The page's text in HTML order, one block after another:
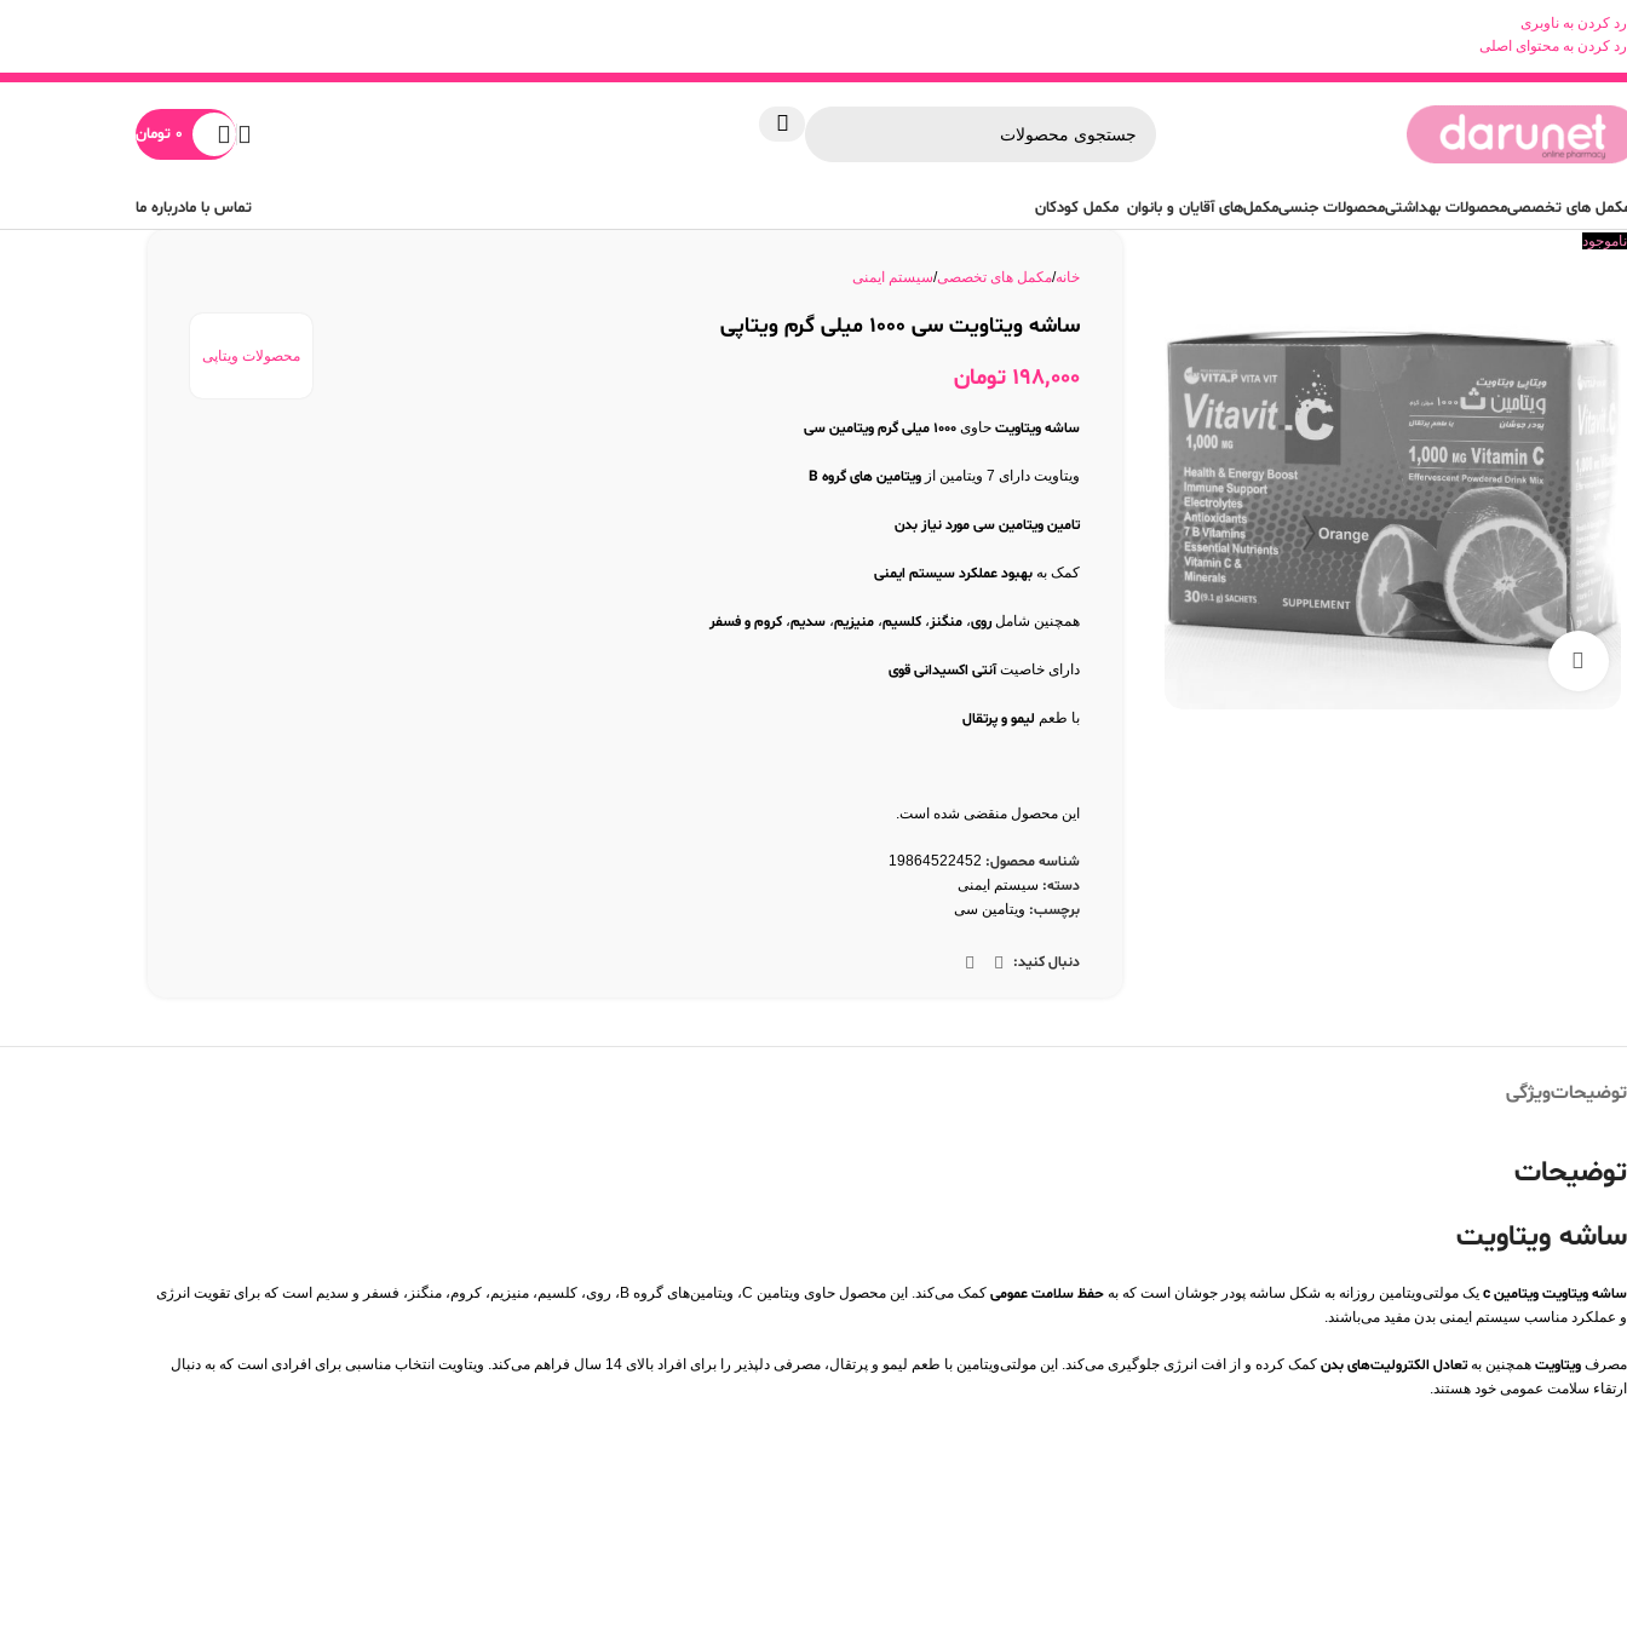
رد کردن به ناوبری
رد کردن به محتوای اصلی
0 تومان
های تخصصیمحصولات بهداشتیمحصولات جنسیمکمل‌های آقایان و بانوان مکمل کودکان تماس با مادرباره ما
ناموجود
بزرگنمایی تصویر
خانه مکمل های تخصصی سیستم ایمنی
محصولات ویتاپی
ساشه ویتاویت سی 1000 میلی گرم ویتاپی
198,000 تومان
ساشه ویتاویتحاوی 1000 میلی گرم ویتامین سی
ویتاویت دارای 7 ویتامین از ویتامین های گروه B
تامین ویتامین سی مورد نیاز بدن
کمک به بهبود عملکرد سیستم ایمنی
همچنین شامل روی، منگنز ، کلسیم، منیزیم، سدیم، کروم و فسفر
دارای خاصیتآنتی اکسیدانی قوی
با طعم لیمو و پرتقال
این محصول منقضی شده است.
شناسه محصول: 19864522452
دسته: سیستم ایمنی
برچسب: ویتامین سی
دنبال کنید:
توضیحاتویژگی
توضیحات
ساشه ویتاویت
ساشه ویتاویت ویتامین c یک مولتی‌ویتامین روزانه به شکل ساشه پودر جوشان است که به حفظ سلامت عمومی
کمک می‌کند. این محصول حاوی ویتامین C، ویتامین‌های گروه B، روی، کلسیم، منیزیم، کروم، منگنز، فسفر و سدیم است که برای تقویت انرژی
و عملکرد مناسب سیستم ایمنی بدن مفید می‌باشند.
مصرف ویتاویت همچنین به تعادل الکترولیت‌های بدن
کمک کرده و از افت انرژی جلوگیری می‌کند. این مولتی‌ویتامین با طعم لیمو و پرتقال، مصرفی دلپذیر را برای افراد بالای 14 سال فراهم می‌کند. ویتاویت انتخاب مناسبی برای افرادی است که به دنبال
ارتقاء سلامت عمومی خود هستند.